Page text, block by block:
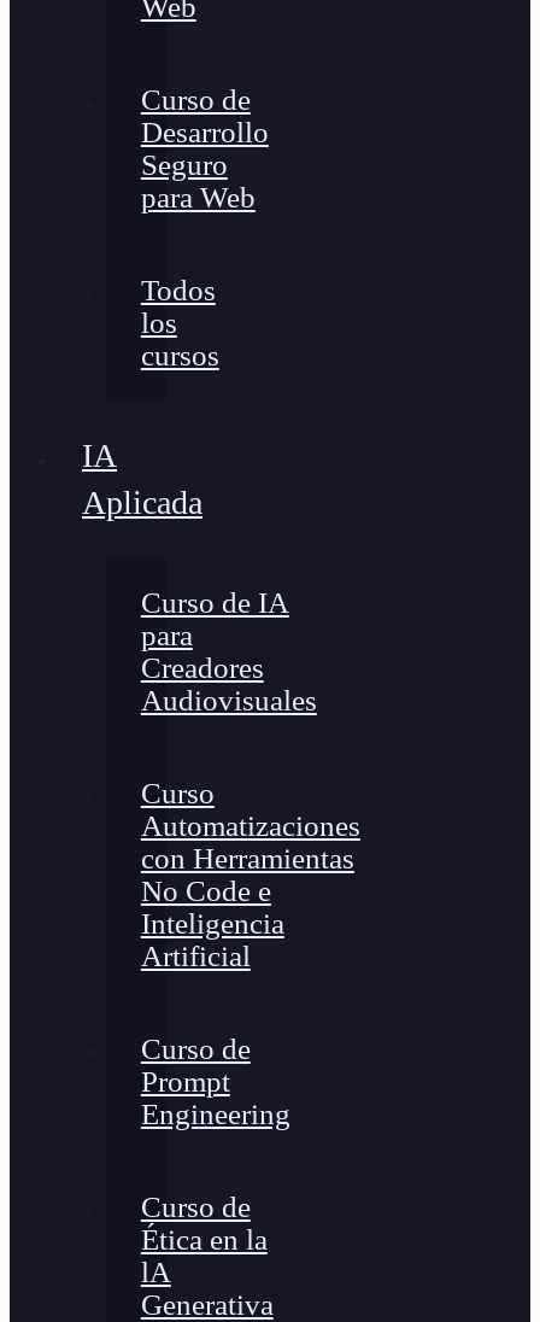
Web
Curso de
Desarrollo
Seguro
para Web
Todos
los
cursos
IA
Aplicada
Curso de IA
para
Creadores
Audiovisuales
Curso
Automatizaciones
con Herramientas
No Code e
Inteligencia
Artificial
Curso de
Prompt
Engineering
Curso de
Ética en la
lA
Generativa